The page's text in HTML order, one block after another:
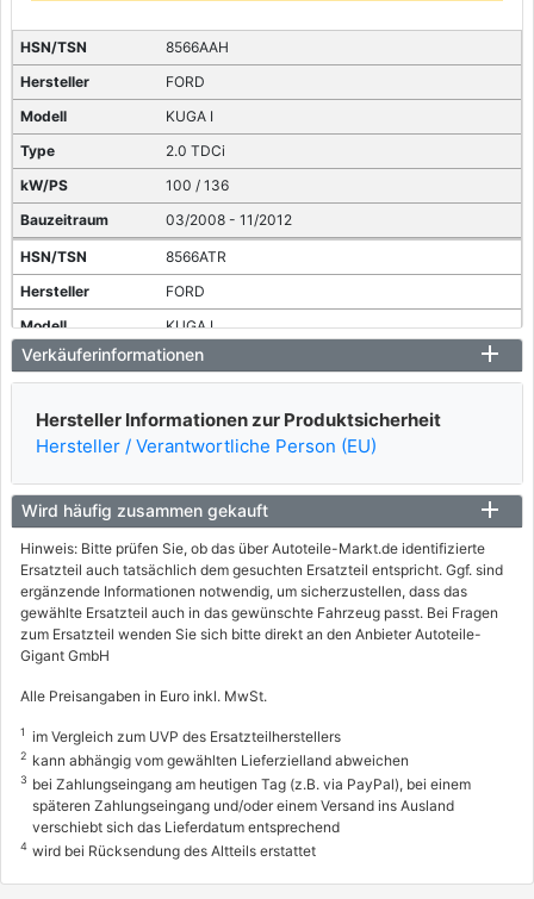
8566AAH
FORD
KUGA I
2.0 TDCi
100 / 136
03/2008 - 11/2012
8566ATR
FORD
KUGA I
2.0 TDCi
03/2010 - 11/2012
FORD
2.0 TDCi 4x4
100 / 136
03/2008 - 11/2012
KUGA I
2.0 TDCi 4x4
103 / 140
03/2010 - 11/2012
8566ATO
Verkäuferinformationen
Hersteller Informationen zur Produktsicherheit
Hersteller / Verantwortliche Person (EU)
Wird häufig zusammen gekauft
Hinweis: Bitte prüfen Sie, ob das über Autoteile-Markt.de identifizierte
Ersatzteil auch tatsächlich dem gesuchten Ersatzteil entspricht. Ggf. sind
ergänzende Informationen notwendig, um sicherzustellen, dass das
gewählte Ersatzteil auch in das gewünschte Fahrzeug passt. Bei Fragen
zum Ersatzteil wenden Sie sich bitte direkt an den Anbieter Autoteile-
Gigant GmbH
Alle Preisangaben in Euro inkl. MwSt.
1 im Vergleich zum UVP des Ersatzteilherstellers
2 kann abhängig vom gewählten Lieferzielland abweichen
3 bei Zahlungseingang am heutigen Tag (z.B. via PayPal), bei einem
späteren Zahlungseingang und/oder einem Versand ins Ausland
verschiebt sich das Lieferdatum entsprechend
4 wird bei Rücksendung des Altteils erstattet